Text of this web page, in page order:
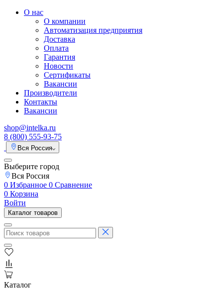
О нас
О компании
Автоматизация предприятия
Доставка
Оплата
Гарантия
Новости
Сертификаты
Вакансии
Производители
Контакты
Вакансии
shop@intelka.ru
8 (800) 555-93-75
Вся Россия
Выберите город
Вся Россия
0 Избранное 0 Сравнение
0 Корзина
Войти
Каталог товаров
Каталог